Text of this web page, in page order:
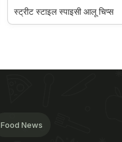
स्ट्रीट स्टाइल स्पाइसी आलू चिप्स
Food News